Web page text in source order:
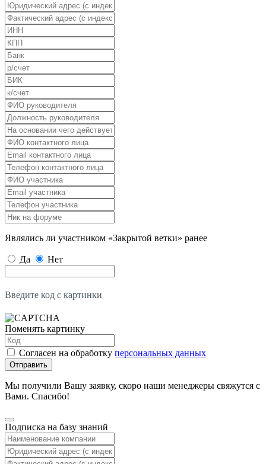
Являлись ли участником «Закрытой ветки» ранее
Да Нет
Введите код с картинки
Поменять картинку
Согласен на обработку персональных данных
Отправить
Мы получили Вашу заявку, скоро наши менеджеры свяжутся с
Вами. Спасибо!
Подписка на базу знаний